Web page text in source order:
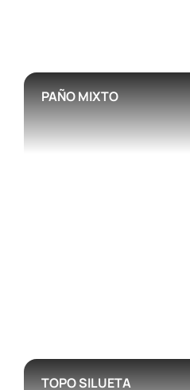
PAÑO MIXTO
TOPO SILUETA